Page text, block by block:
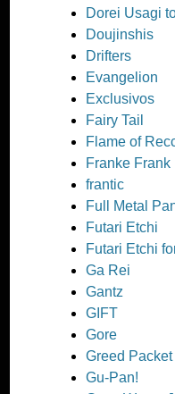
Dorei Usagi
Doujinshis
Drifters
Evangelion
Exclusivos
Fairy Tail
Flame of
Franke Frank
frantic
Full Metal
Futari Etchi
Futari Etchi
Ga Rei
Gantz
GIFT
Gore
Greed
Gu-Pan!